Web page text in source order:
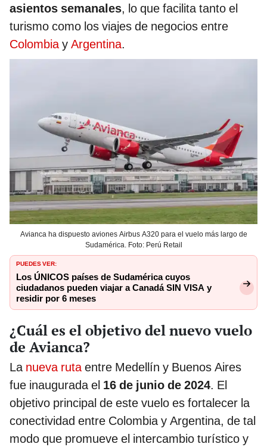
asientos semanales, lo que facilita tanto el
turismo como los viajes de negocios entre
Colombiay Argentina.
Avianca ha dispuesto aviones Airbus A320 para el vuelo más largo de
Sudamérica. Foto: Perú Retail
PUEDES VER:
Los ÚNICOS países de Sudamérica cuyos
ciudadanos pueden viajar a Canadá SIN VISA y
residir por 6 meses
¿Cuál es el objetivo del nuevo vuelo
de Avianca?
La nueva rutaentre Medellín y Buenos Aires
fue inaugurada el 16 de junio de 2024. El
objetivo principal de este vuelo es fortalecer la
conectividad entre Colombia y Argentina, de tal
modo que promueve el intercambio turístico y